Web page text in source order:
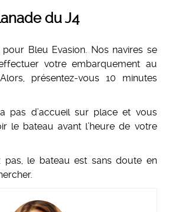
du J4
Bleu Evasion. Nos navires se
votre embarquement au
présentez-vous 10 minutes
pas d’accueil sur place et vous
le bateau avant l’heure de votre
pas, le bateau est sans doute en